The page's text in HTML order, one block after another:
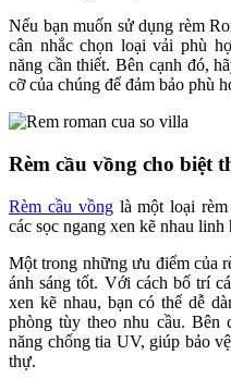
Nếu bạn muốn sử dụng rèm
cân nhắc chọn loại vải phù
năng cần thiết. Bên cạnh đó,
cỡ của chúng để đảm bảo phù
Rèm cầu vồng cho biệt
Rèm cầu vồnglà một loại rèm
các sọc ngang xen kẽ nhau
Một trong những ưu điểm của
ánh sáng tốt. Với cách bố trí
xen kẽ nhau, bạn có thể dễ
phòng tùy theo nhu cầu. Bên
năng chống tia UV, giúp bảo
thự.